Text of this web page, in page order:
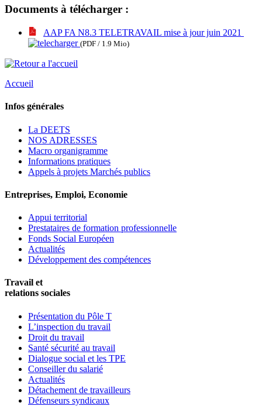
Documents à télécharger :
AAP FA N8.3 TELETRAVAIL mise à jour juin 2021
(PDF / 1.9 Mio)
Accueil
Infos générales
La DEETS
NOS ADRESSES
Macro organigramme
Informations pratiques
Appels à projets Marchés publics
Entreprises, Emploi, Economie
Appui territorial
Prestataires de formation professionnelle
Fonds Social Européen
Actualités
Développement des compétences
Travail et
relations sociales
Présentation du Pôle T
L’inspection du travail
Droit du travail
Santé sécurité au travail
Dialogue social et les TPE
Conseiller du salarié
Actualités
Détachement de travailleurs
Défenseurs syndicaux